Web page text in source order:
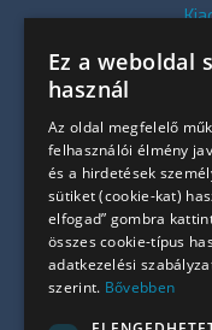
Kiadó
Kiadó
Ez a weboldal
használ
Az oldal megfelelő
felhasználói élmény
és a hirdetések
sütiket (cookie-kat)
elfogad” gombra
összes cookie-típus
adatkezelési
szerint. Bővebben